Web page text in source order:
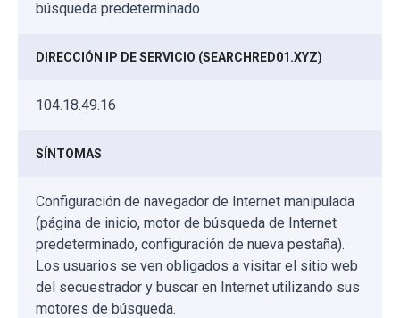
búsqueda predeterminado.
DIRECCIÓN IP DE SERVICIO (SEARCHRED01.XYZ)
104.18.49.16
SÍNTOMAS
Configuración de navegador de Internet manipulada
(página de inicio, motor de búsqueda de Internet
predeterminado, configuración de nueva pestaña).
Los usuarios se ven obligados a visitar el sitio web
del secuestrador y buscar en Internet utilizando sus
motores de búsqueda.